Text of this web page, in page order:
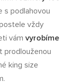
s podlahovou
vždy
vám vyrobíme
prodlouženou
king size